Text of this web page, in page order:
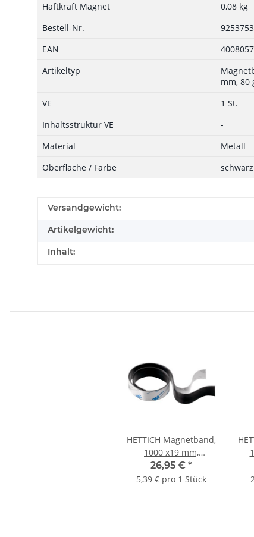
Haftkraft Magnet
0,08 kg
Bestell-Nr.
9253753
EAN
Artikeltyp
mm, 80
VE
1 St.
Inhaltsstruktur VE
-
Material
Metall
Oberfläche / Farbe
schwarz
Produkteigenschaft
Wert
Versandgewicht:
Artikelgewicht:
Inhalt:
HETTICH Magnetband,
1000 x19 mm,
selbstklebend, 5 Stück
26,95 € *
5,39 € pro 1 Stück